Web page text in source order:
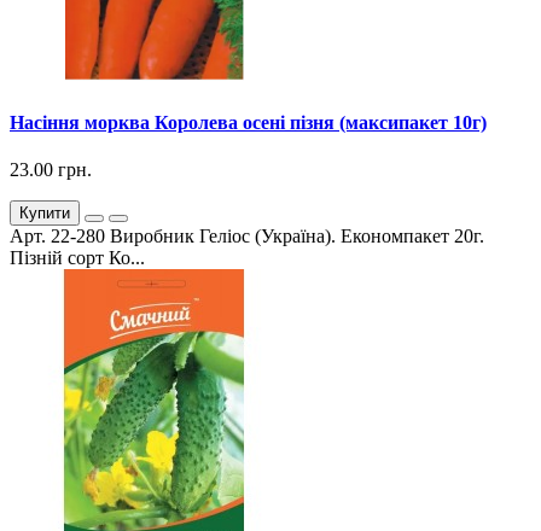
Насіння морква Королева осені пізня (максипакет 10г)
23.00 грн.
Купити
Арт. 22-280 Виробник Геліос (Україна). Економпакет 20г.
Пізній сорт Ко...